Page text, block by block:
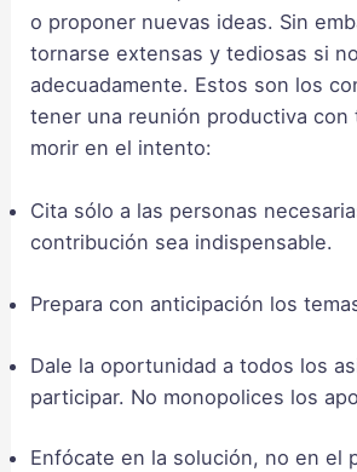
o proponer nuevas ideas. Sin
tornarse extensas y tediosas si
adecuadamente. Estos son los
tener una reunión productiva
morir en el intento:
Cita sólo a las personas
contribución sea indispensable.
Prepara con anticipación los
Dale la oportunidad a todos los
participar. No monopolices los
Enfócate en la solución, no en el